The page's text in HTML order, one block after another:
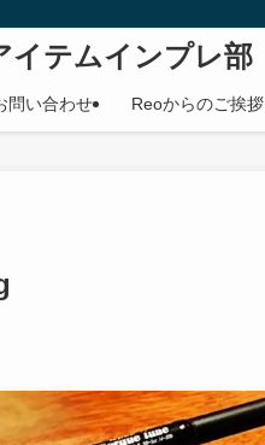
イテムインプレ部
問い合わせ Reoからのご挨拶